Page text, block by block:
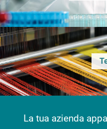
La tua azienda